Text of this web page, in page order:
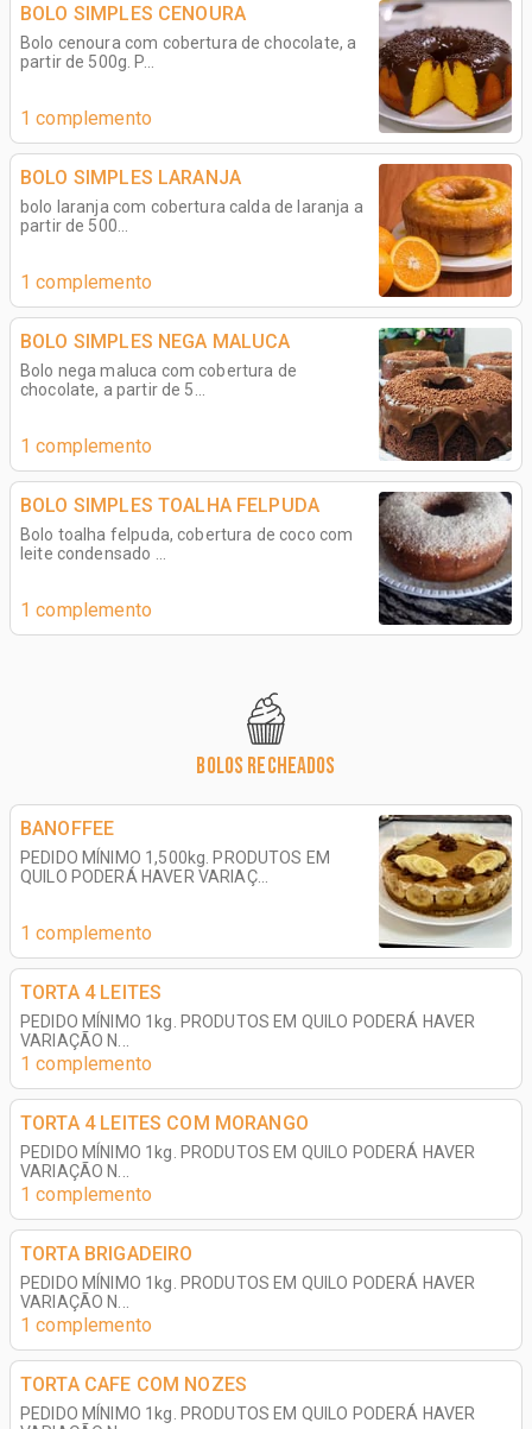
BOLO SIMPLES CENOURA
Bolo cenoura com cobertura de chocolate, a
partir de 500g. P...
1 complemento
BOLO SIMPLES LARANJA
bolo laranja com cobertura calda de laranja a
partir de 500...
1 complemento
BOLO SIMPLES NEGA MALUCA
Bolo nega maluca com cobertura de
chocolate, a partir de 5...
1 complemento
BOLO SIMPLES TOALHA FELPUDA
Bolo toalha felpuda, cobertura de coco com
leite condensado ...
1 complemento
BOLOS RECHEADOS
BANOFFEE
PEDIDO MÍNIMO 1,500kg. PRODUTOS EM
QUILO PODERÁ HAVER VARIAÇ...
1 complemento
TORTA 4 LEITES
PEDIDO MÍNIMO 1kg. PRODUTOS EM QUILO PODERÁ HAVER
VARIAÇÃO N...
1 complemento
TORTA 4 LEITES COM MORANGO
PEDIDO MÍNIMO 1kg. PRODUTOS EM QUILO PODERÁ HAVER
VARIAÇÃO N...
1 complemento
TORTA BRIGADEIRO
PEDIDO MÍNIMO 1kg. PRODUTOS EM QUILO PODERÁ HAVER
VARIAÇÃO N...
1 complemento
TORTA CAFE COM NOZES
PEDIDO MÍNIMO 1kg. PRODUTOS EM QUILO PODERÁ HAVER